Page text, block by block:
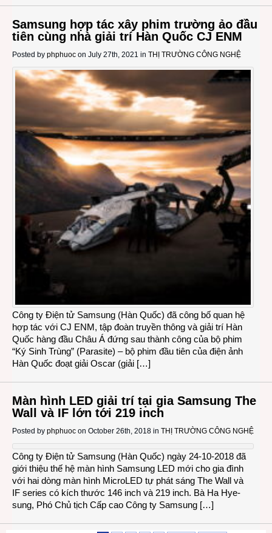
Samsung hợp tác xây phim trường ảo đầu
tiên cùng nhà giải trí Hàn Quốc CJ ENM
Posted by phphuoc on July 27th, 2021 in THỊ TRƯỜNG CÔNG NGHỆ
Công ty Điện tử Samsung (Hàn Quốc) đã công bố quan hệ
hợp tác với CJ ENM, tập đoàn truyền thông và giải trí Hàn
Quốc hàng đầu Châu Á đứng sau thành công của bộ phim
“Ký Sinh Trùng” (Parasite) – bộ phim đầu tiên của điện ảnh
Hàn Quốc đoạt giải Oscar (giải […]
Màn hình LED giải trí tại gia Samsung The
Wall và IF lớn tới 219 inch
Posted by phphuoc on October 26th, 2018 in THỊ TRƯỜNG CÔNG NGHỆ
Công ty Điện tử Samsung (Hàn Quốc) ngày 24-10-2018 đã
giới thiệu thế hệ màn hình Samsung LED mới cho gia đình
với hai dòng màn hình MicroLED tự phát sáng The Wall và
IF series có kích thước 146 inch và 219 inch. Bà Ha Hye-
sung, Phó Chủ tịch Cấp cao Công ty Samsung […]